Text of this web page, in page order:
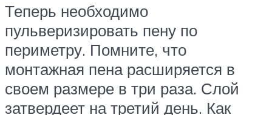
Теперь необходимо
пульверизировать пену по
периметру. Помните, что
монтажная пена расширяется в
своем размере в три раза. Слой
затвердеет на третий день. Как